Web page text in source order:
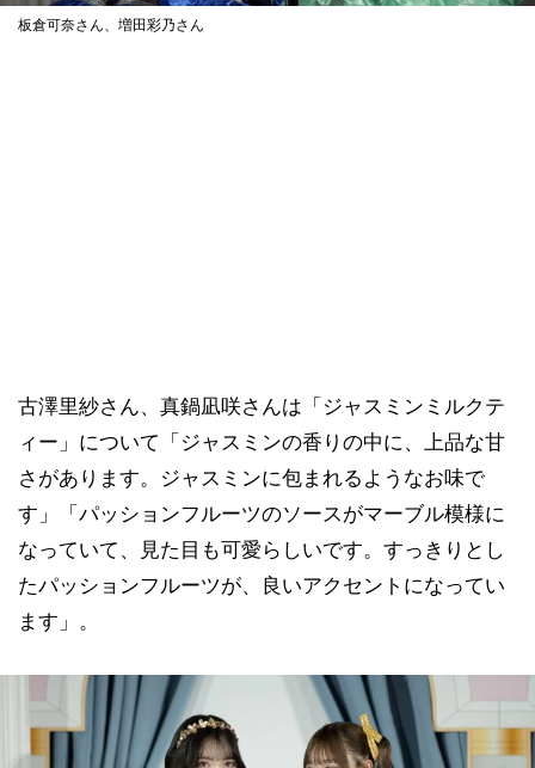
板倉可奈さん、増田彩乃さん
古澤里紗さん、真鍋凪咲さんは「ジャスミンミルクテ
ィー」について「ジャスミンの香りの中に、上品な甘
さがあります。ジャスミンに包まれるようなお味で
す」「パッションフルーツのソースがマーブル模様に
なっていて、見た目も可愛らしいです。すっきりとし
たパッションフルーツが、良いアクセントになってい
ます」。